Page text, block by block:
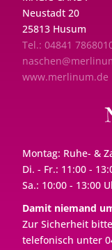
Neustadt 20
25813 Husum
Tel.: 04841
www.merlinum.de
Montag: Ruhe- &
Di. - Fr.: 11:00 -
Sa.: 10:00 - 13:00
Damit niemand
Zur Sicherheit
telefonisch unter